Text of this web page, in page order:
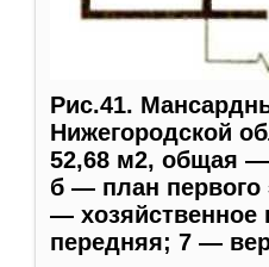
Рис.41.
Нижегородской
52,68 м2, общая
б — план
—
передняя; 7 —